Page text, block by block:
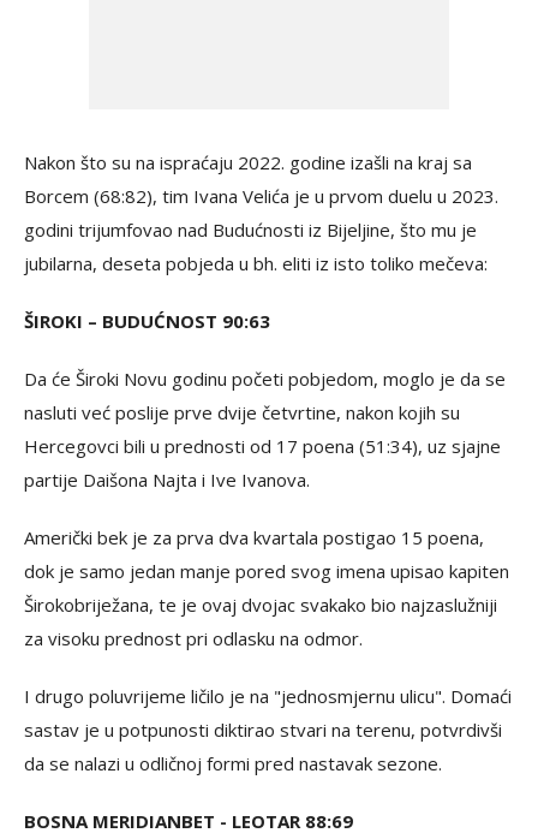
Nakon što su na ispraćaju 2022. godine izašli na kraj sa
Borcem (68:82), tim Ivana Velića je u prvom duelu u 2023.
godini trijumfovao nad Budućnosti iz Bijeljine, što mu je
jubilarna, deseta pobjeda u bh. eliti iz isto toliko mečeva:
ŠIROKI – BUDUĆNOST 90:63
Da će Široki Novu godinu početi pobjedom, moglo je da se
nasluti već poslije prve dvije četvrtine, nakon kojih su
Hercegovci bili u prednosti od 17 poena (51:34), uz sjajne
partije Daišona Najta i Ive Ivanova.
Američki bek je za prva dva kvartala postigao 15 poena,
dok je samo jedan manje pored svog imena upisao kapiten
Širokobriježana, te je ovaj dvojac svakako bio najzaslužniji
za visoku prednost pri odlasku na odmor.
I drugo poluvrijeme ličilo je na "jednosmjernu ulicu". Domaći
sastav je u potpunosti diktirao stvari na terenu, potvrdivši
da se nalazi u odličnoj formi pred nastavak sezone.
BOSNA MERIDIANBET - LEOTAR 88:69